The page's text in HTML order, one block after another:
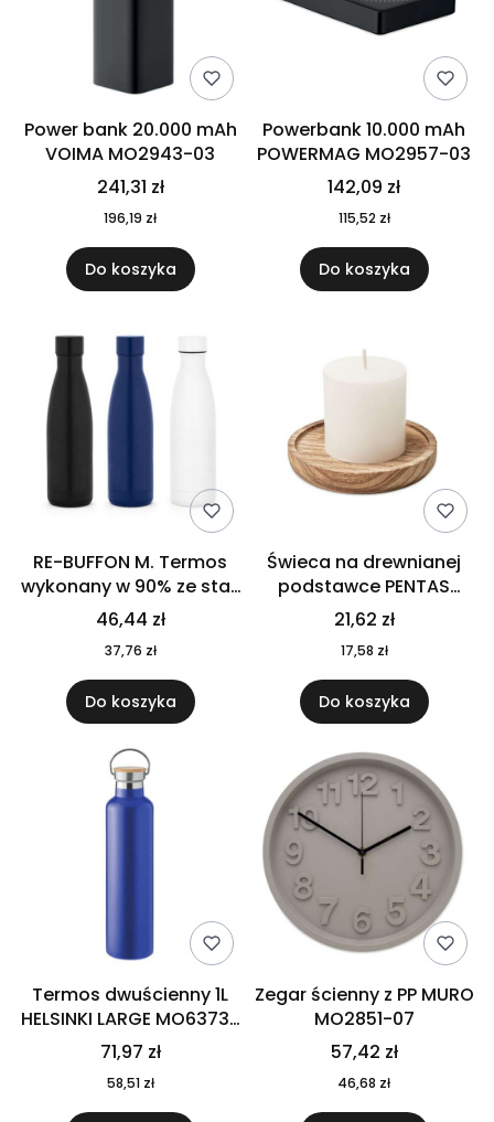
Power bank 20.000 mAh
VOIMA MO2943-03
241,31 zł
196,19 zł
Do koszyka
Powerbank 10.000 mAh
POWERMAG MO2957-03
142,09 zł
115,52 zł
Do koszyka
RE-BUFFON M. Termos
wykonany w 90% ze stali
nierdzewnej
pochodzącej z
recyklingu 520 ml 94294
46,44 zł
37,76 zł
Do koszyka
Świeca na drewnianej
podstawce PENTAS
MO6282-40
21,62 zł
17,58 zł
Do koszyka
Termos dwuścienny 1L
HELSINKI LARGE MO6373-
04
71,97 zł
58,51 zł
Zegar ścienny z PP MURO
MO2851-07
57,42 zł
46,68 zł